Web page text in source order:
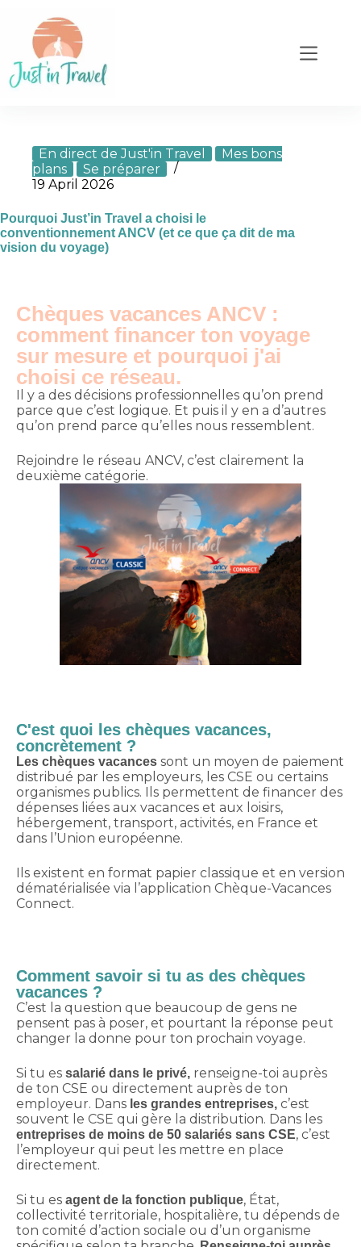
En direct de Just'in Travel
Mes bons
plans
Se préparer
19 April 2026
Pourquoi Just’in Travel a choisi le
conventionnement ANCV (et ce que ça dit de ma
vision du voyage)
Chèques vacances ANCV :
comment financer ton voyage
sur mesure et pourquoi j'ai
choisi ce réseau.
Il y a des décisions professionnelles qu’on prend
parce que c’est logique. Et puis il y en a d’autres
qu’on prend parce qu’elles nous ressemblent.
Rejoindre le réseau ANCV, c’est clairement la
deuxième catégorie.
C'est quoi les chèques vacances,
concrètement ?
Les chèques vacances sont un moyen de paiement
distribué par les employeurs, les CSE ou certains
organismes publics. Ils permettent de financer des
dépenses liées aux vacances et aux loisirs,
hébergement, transport, activités, en France et
dans l’Union européenne.
Ils existent en format papier classique et en version
dématérialisée via l’application Chèque-Vacances
Connect.
Comment savoir si tu as des chèques
vacances ?
C’est la question que beaucoup de gens ne
pensent pas à poser, et pourtant la réponse peut
changer la donne pour ton prochain voyage.
Si tu es salarié dans le privé, renseigne-toi auprès
de ton CSE ou directement auprès de ton
employeur. Dans les grandes entreprises, c’est
souvent le CSE qui gère la distribution. Dans les
entreprises de moins de 50 salariés sans CSE, c’est
l’employeur qui peut les mettre en place
directement.
Si tu es agent de la fonction publique, État,
collectivité territoriale, hospitalière, tu dépends de
ton comité d’action sociale ou d’un organisme